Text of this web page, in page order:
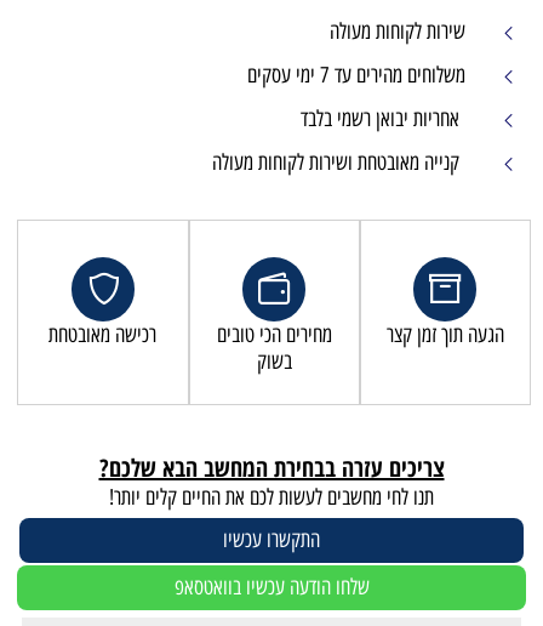
שירות לקוחות מעולה
משלוחים מהירים עד 7 ימי עסקים
אחריות יבואן רשמי בלבד
קנייה מאובטחת ושירות לקוחות מעולה
הגעה תוך זמן קצר
מחירים הכי טובים
בשוק
רכישה מאובטחת
צריכים עזרה בבחירת המחשב הבא שלכם?
תנו לחי מחשבים לעשות לכם את החיים קלים יותר!
התקשרו עכשיו
שלחו הודעה עכשיו בוואטסאפ